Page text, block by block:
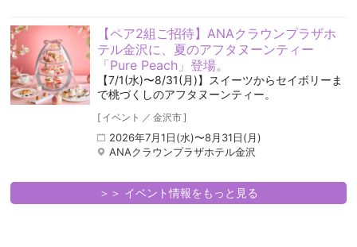
【ペア2組ご招待】ANAクラウンプラザホ
テル金沢に、夏のアフタヌーンティー
「Pure Peach」登場。
【7/1(水)〜8/31(月)】スイーツからセイボリーま
で桃づくしのアフタヌーンティー。
[ イベント ／ 金沢市]
2026年7月1日(水)〜8月31日(月)
ANAクラウンプラザホテル金沢
＞＞ イベント情報をもっと見る